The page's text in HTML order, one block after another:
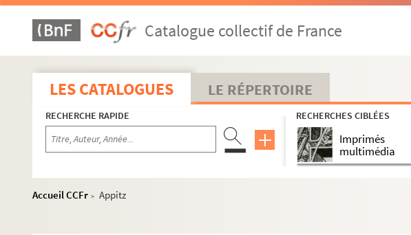
Catalogue collectif de France
LES CATALOGUES LE RÉPERTOIRE
RECHERCHE RAPIDE RECHERCHES CIBLÉES
Imprimés
multimédia
Accueil CCFr > Appitz